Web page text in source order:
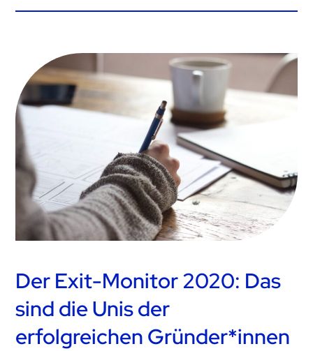
Der Exit-Monitor 2020: Das
sind die Unis der
erfolgreichen Gründer*innen